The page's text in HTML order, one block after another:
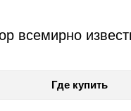
всемирно
Где купить